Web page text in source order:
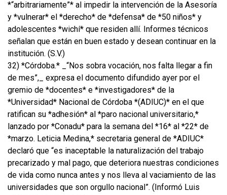
*“arbitrariamente”* al impedir la intervención de la Asesoría
y *vulnerar* el *derecho* de *defensa* de *50 niños* y
adolescentes *wichí* que residen allí. Informes técnicos
señalan que están en buen estado y desean continuar en la
institución. (S.V.)
32) *Córdoba.* _“Nos sobra vocación, nos falta llegar a fin
de mes”,_ expresa el documento difundido ayer por el
gremio de *docentes* e *investigadores* de la
*Universidad* Nacional de Córdoba *(ADIUC)* en el que
ratifican su *adhesión* al *paro nacional universitario,*
lanzado por *Conadu* para la semana del *16* al *22* de
*marzo. Leticia Medina,* secretaria general de *ADIUC*
declaró que “es inaceptable la naturalización del trabajo
precarizado y mal pago, que deteriora nuestras condiciones
de vida como nunca antes y nos lleva al vaciamiento de las
universidades que son orgullo nacional”. (Informó Luis